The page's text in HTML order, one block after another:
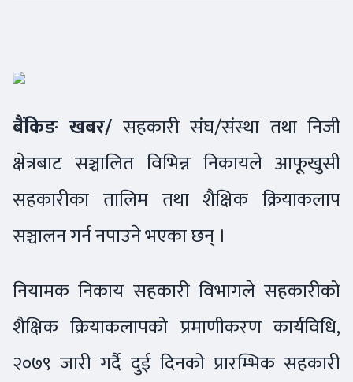
बैंकिङ खबर/ सहकारी संघ/संस्था तथा निजी
क्षेत्रबाट सञ्चालित विभिन्न निकायले आफूखुसी
सहकारीका तालिम तथा शैक्षिक क्रियाकलाप
सञ्चालन गर्न नपाउने भएका छन् ।
नियामक निकाय सहकारी विभागले सहकारीको
शैक्षिक क्रियाकलापको प्रमाणीकरण कार्यविधि,
२०७९ जारी गर्दै दुई दिनको प्रारम्भिक सहकारी